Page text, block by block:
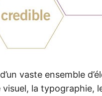
vaste ensemble
la typographie,